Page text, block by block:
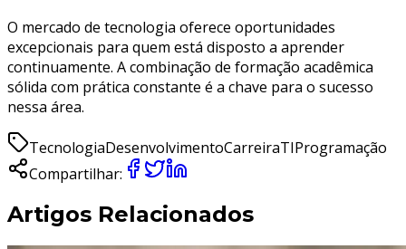
O mercado de tecnologia oferece oportunidades
excepcionais para quem está disposto a aprender
continuamente. A combinação de formação acadêmica
sólida com prática constante é a chave para o sucesso
nessa área.
TecnologiaDesenvolvimentoCarreiraTIProgramação
Compartilhar:
Artigos Relacionados